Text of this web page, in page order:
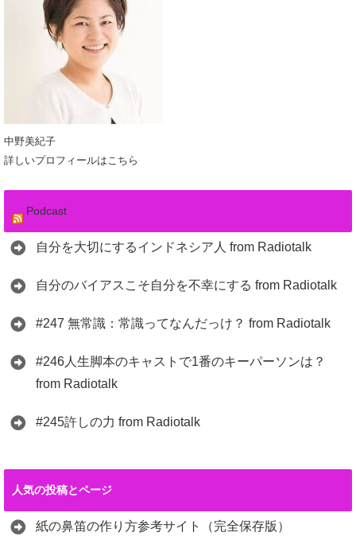
中野美紀子
詳しいプロフィールはこちら
Podcast
自分を大切にするインドネシア人 from Radiotalk
自分のバイアスこそ自分を不幸にする from Radiotalk
#247 無常識：常識ってなんだっけ？ from Radiotalk
#246人生脚本のキャストで1番のキーパーソンは？
from Radiotalk
#245許しの力 from Radiotalk
人気の投稿とページ
紙の鼻笛の作り方参考サイト（完全保存版）